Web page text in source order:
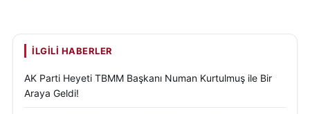
İLGILI HABERLER
AK Parti Heyeti TBMM Başkanı Numan Kurtulmuş ile Bir
Araya Geldi!